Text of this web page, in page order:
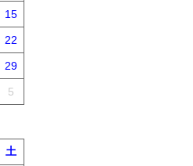
15
22
29
5
土